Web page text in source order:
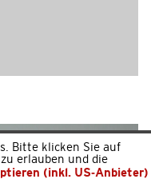
Bitte klicken Sie auf
erlauben und die
(inkl. US-Anbieter)